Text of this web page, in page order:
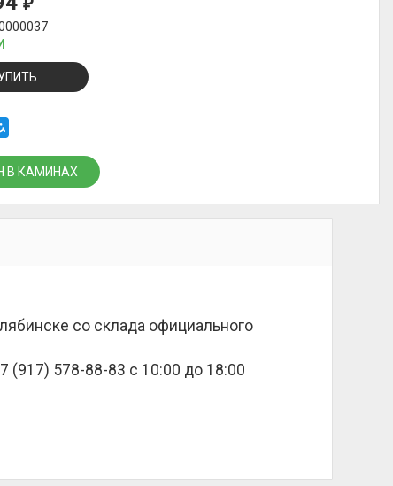
₽
В КАМИНАХ
со склада официального
(917) 578-88-83 с 10:00 до 18:00